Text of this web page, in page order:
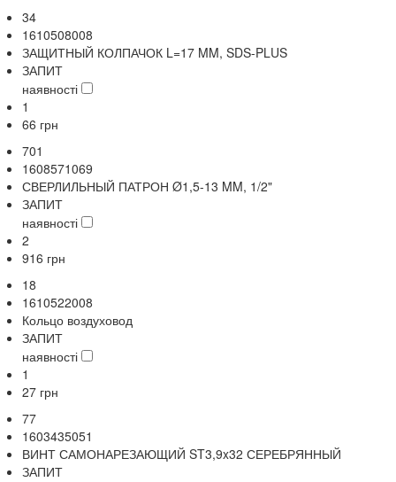
34
1610508008
ЗАЩИТНЫЙ КОЛПАЧОК L=17 MM, SDS-PLUS
ЗАПИТ
наявності
1
66 грн
701
1608571069
СВЕРЛИЛЬНЫЙ ПАТРОН Ø1,5-13 MM, 1/2"
ЗАПИТ
наявності
2
916 грн
18
1610522008
Кольцо воздуховод
ЗАПИТ
наявності
1
27 грн
77
1603435051
ВИНТ САМОНАРЕЗАЮЩИЙ ST3,9x32 СЕРЕБРЯННЫЙ
ЗАПИТ